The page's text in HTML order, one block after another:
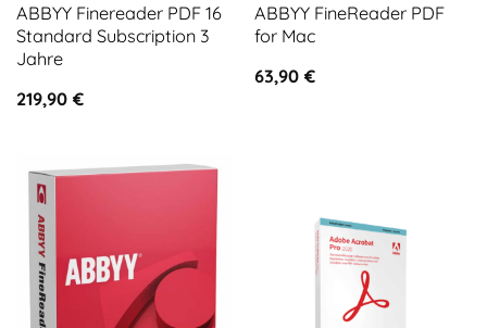
ABBYY Finereader PDF 16
Standard Subscription 3
Jahre
219,90 €
ABBYY FineReader PDF
for Mac
63,90 €